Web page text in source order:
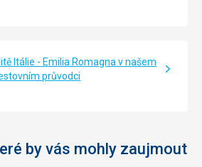
Itálie - Emilia Romagna v našem
průvodci
by vás mohly zaujmout